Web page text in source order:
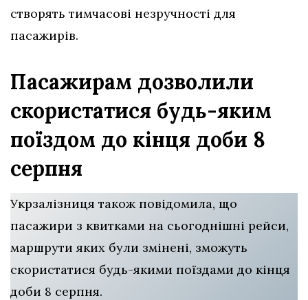
створять тимчасові незручності для
пасажирів.
Пасажирам дозволили
скористатися будь-яким
поїздом до кінця доби 8
серпня
Укрзалізниця також повідомила, що
пасажири з квитками на сьогоднішні рейси,
маршрути яких були змінені, зможуть
скористатися будь-якими поїздами до кінця
доби 8 серпня.